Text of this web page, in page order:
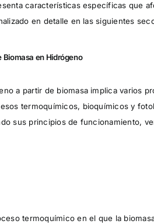
características específicas que
en detalle en las siguientes
Biomasa en Hidrógeno
a partir de biomasa implica varios
termoquímicos, bioquímicos y
sus principios de funcionamiento,
termoquímico en el que la